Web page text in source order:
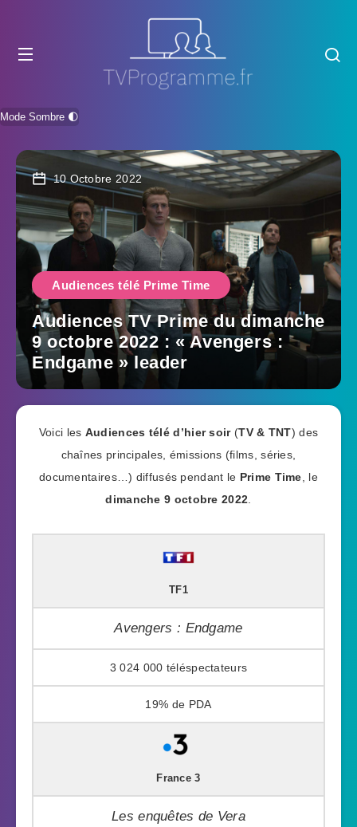
Mode Sombre 🌓
10 Octobre 2022
Audiences télé Prime Time
Audiences TV Prime du dimanche
9 octobre 2022 : « Avengers :
Endgame » leader
Voici les Audiences télé d’hier soir (TV & TNT) des
chaînes principales, émissions (films, séries,
documentaires…) diffusés pendant le Prime Time , le
dimanche 9 octobre 2022
TF1
Avengers : Endgame
3 024 000
19%
France 3
Les enquêtes de Vera